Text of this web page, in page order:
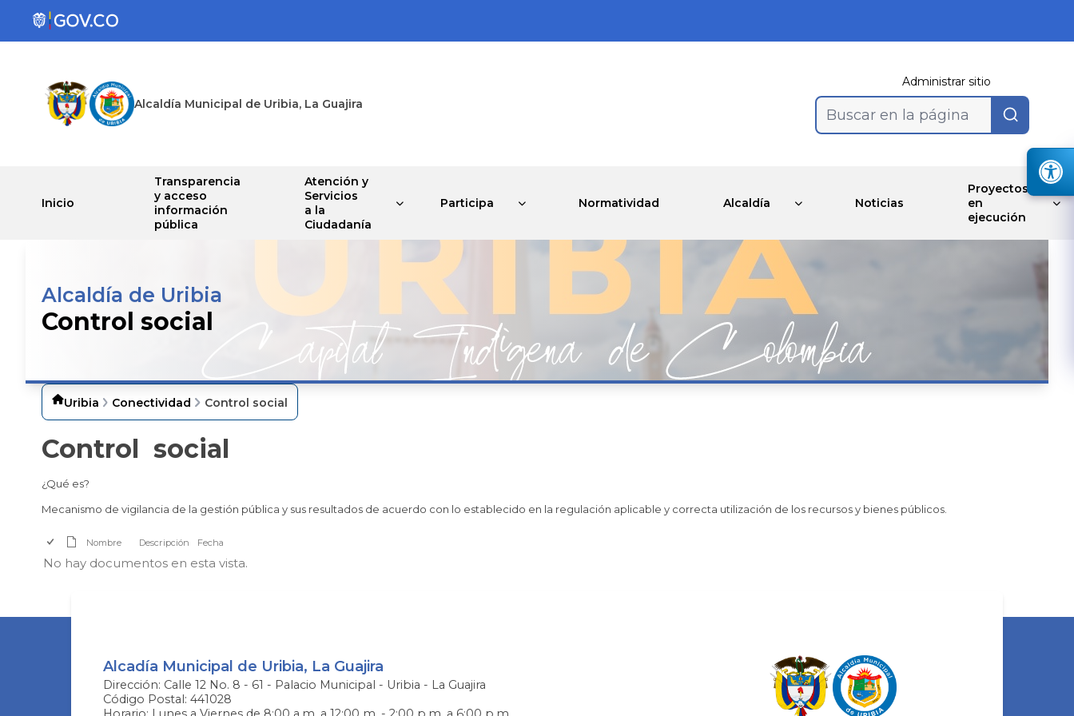
Alcaldía Municipal de Uribia, La Guajira
Administrar sitio
Buscar en la página
Inicio
Transparencia
y acceso
información
pública
Atención y
Servicios
a la
Ciudadanía
Participa Normatividad Alcaldía Noticias
Proyectos
en
ejecución
Alcaldía de Uribia
Control social
Uribia Conectividad Control social
Control social
¿Qué es?
Mecanismo de vigilancia de la gestión pública y sus resultados de acuerdo con lo establecido en la regulación aplicable y correcta utilización de los recursos y bienes públicos.​
Nombre Descripción Fecha
No hay documentos en esta vista.
Alcadía Municipal de Uribia, La Guajira
Dirección: Calle 12 No. 8 - 61 - Palacio Municipal - Uribia - La Guajira
Código Postal: 441028